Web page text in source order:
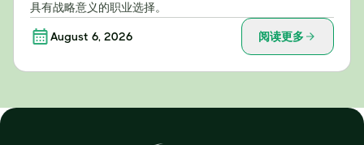
具有战略意义的职业选择。
August 6, 2026 阅读更多